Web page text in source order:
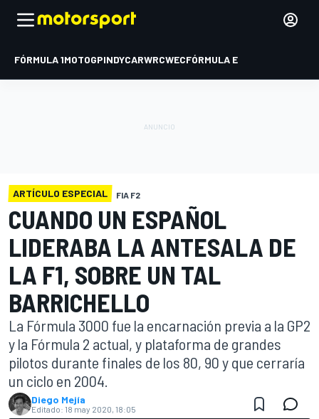
FÓRMULA 1MOTOGPINDYCARWRCWECFÓRMULA E
ARTÍCULO ESPECIAL FIA F2
CUANDO UN ESPAÑOL
LIDERABA LA ANTESALA DE
LA F1, SOBRE UN TAL
BARRICHELLO
La Fórmula 3000 fue la encarnación previa a la GP2
y la Fórmula 2 actual, y plataforma de grandes
pilotos durante finales de los 80, 90 y que cerraría
un ciclo en 2004.
Diego Mejía
Editado: 18 may 2020, 18:05